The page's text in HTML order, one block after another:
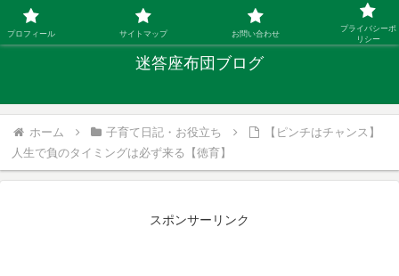
「ひとり親」40代シングルファザーの子育て迷答
迷答座布団ブログ
ホーム 子育て日記・お役立ち
【ピンチはチャンス】
人生で負のタイミングは必ず来る【徳育】
スポンサーリンク
プロフィール サイトマップ お問い合わせ
プライバシーポ
リシー